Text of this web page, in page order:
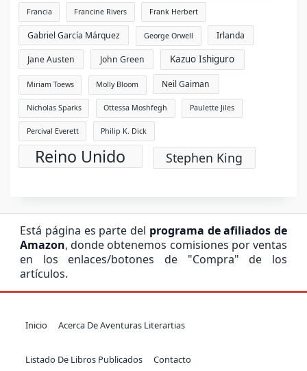
Francia Francine Rivers Frank Herbert
Gabriel García Márquez George Orwell Irlanda
Jane Austen John Green Kazuo Ishiguro
Miriam Toews Molly Bloom Neil Gaiman
Nicholas Sparks Ottessa Moshfegh Paulette Jiles
Percival Everett Philip K. Dick
Reino Unido Stephen King
Está página es parte del programa de afiliados de
Amazon, donde obtenemos comisiones por ventas
en los enlaces/botones de "Compra" de los
artículos.
Inicio Acerca De Aventuras Literartias
Listado De Libros Publicados Contacto